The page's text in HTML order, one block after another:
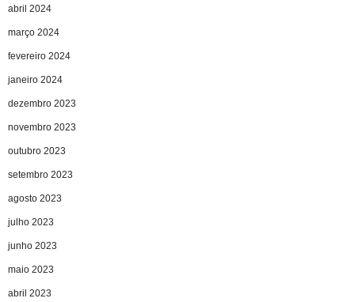
abril 2024
março 2024
fevereiro 2024
janeiro 2024
dezembro 2023
novembro 2023
outubro 2023
setembro 2023
agosto 2023
julho 2023
junho 2023
maio 2023
abril 2023